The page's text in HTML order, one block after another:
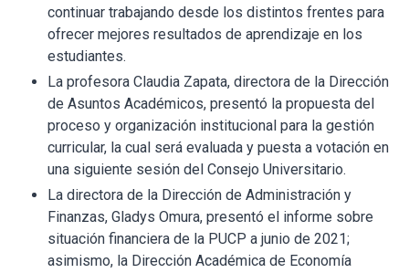
continuar trabajando desde los distintos frentes para
ofrecer mejores resultados de aprendizaje en los
estudiantes.
La profesora Claudia Zapata, directora de la Dirección
de Asuntos Académicos, presentó la propuesta del
proceso y organización institucional para la gestión
curricular, la cual será evaluada y puesta a votación en
una siguiente sesión del Consejo Universitario.
La directora de la Dirección de Administración y
Finanzas, Gladys Omura, presentó el informe sobre
situación financiera de la PUCP a junio de 2021;
asimismo, la Dirección Académica de Economía